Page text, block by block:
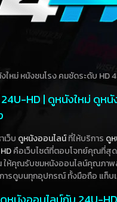
หม่ หนังชนโรง คมชัดระดับ HD
HD | ดูหนังใหม่ ดูห
ว็บ ดูหนังออนไลน์ที่ให้บริการ ดู
คือเว็บไซต์ที่ตอบโจทย์คุณที่สุด
ให้คุณรับชมหนังออนไลน์คุณภา
ารดูบนทุกอุปกรณ์ ทั้งมือถือ แท็บ